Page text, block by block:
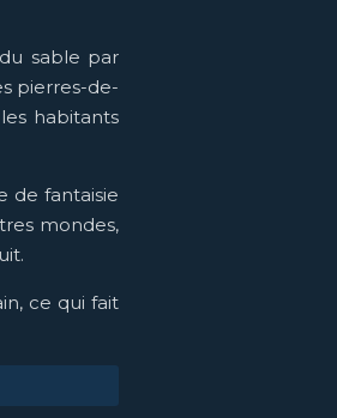
sable par
pierres-de-
habitants
de fantaisie
mondes,
ce qui fait